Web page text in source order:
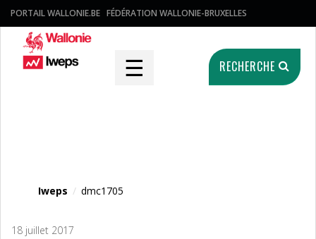
PORTAIL WALLONIE.BE FÉDÉRATION WALLONIE-BRUXELLES
☰ RECHERCHE
Iweps / dmc1705
18 juillet 2017